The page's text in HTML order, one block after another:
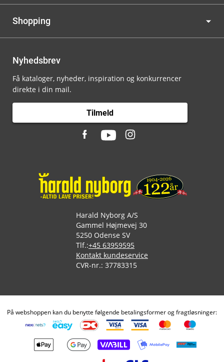
Shopping
Nyhedsbrev
Få kataloger, nyheder, inspiration og konkurrencer
direkte i din mail.
Tilmeld
Harald Nyborg A/S
Gammel Højmevej 30
5250 Odense SV
Tlf.:+45 63959595
Kontakt kundeservice
CVR-nr.: 37783315
På webshoppen kan du benytte følgende betalingsformer og fragtløsninger: